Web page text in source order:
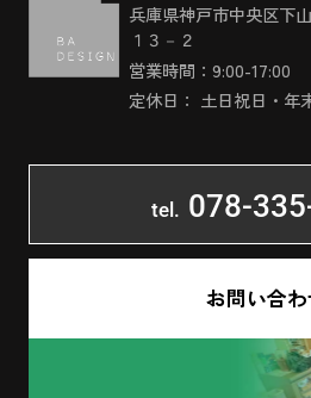
兵庫県神戸市中央区下
１３－２
営業時間：9:00-17:00
定休日： 土日祝日・年
tel. 078-
お問い合